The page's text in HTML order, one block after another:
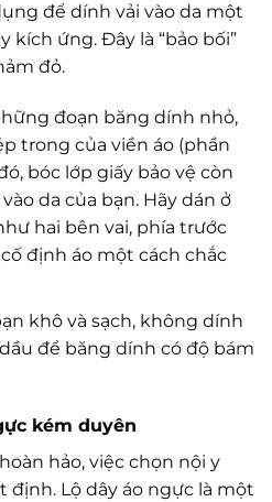
để dính vải vào da một
kích ứng. Đây là “bảo bối”
đỏ.
đoạn băng dính nhỏ,
trong của viền áo (phần
bóc lớp giấy bảo vệ còn
da của bạn. Hãy dán ở
hai bên vai, phía trước
định áo một cách chắc
khô và sạch, không dính
để băng dính có độ bám
kém duyên
hảo, việc chọn nội y
định. Lộ dây áo ngực là một